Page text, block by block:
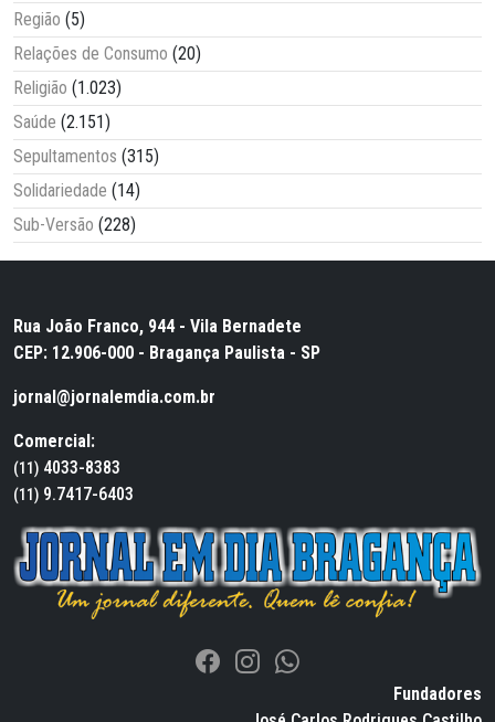
Região (5)
Relações de Consumo (20)
Religião (1.023)
Saúde (2.151)
Sepultamentos (315)
Solidariedade (14)
Sub-Versão (228)
Rua João Franco, 944 - Vila Bernadete
CEP: 12.906-000 - Bragança Paulista - SP
jornal@jornalemdia.com.br
Comercial:
(11) 4033-8383
(11) 9.7417-6403
Fundadores